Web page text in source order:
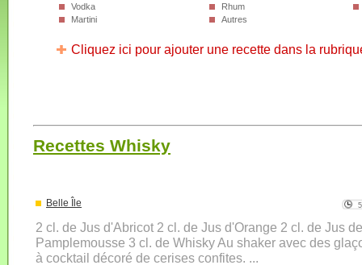
Vodka
Rhum
Martini
Autres
Cliquez ici pour ajouter une recette dans la
Recettes Whisky
Belle Île
2 cl. de Jus d'Abricot 2 cl. de Jus d'Orange 2 cl. de Jus
Pamplemousse 3 cl. de Whisky Au shaker avec des
à cocktail décoré de cerises confites. ...